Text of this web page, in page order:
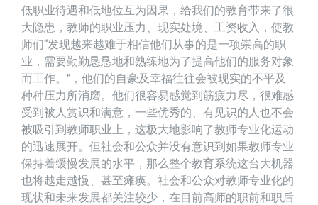
低职业待遇和低地位互为因果，给我们的教育带来了很
大隐患，教师的职业压力、现实处境、工资收入，使教
师们“发现越来越难于相信他们从事的是一项崇高的职
业，需要勤勤恳恳地和熟练地为了提高他们的服务对象
而工作。”，他们的自豪及幸福往往会被现实的不平及
种种压力所消磨。他们很容易感觉到筋疲力尽，很难感
受到被人赏识和满意，一些优秀的、有见识的人也不会
被吸引到教师职业上，这极大地影响了教师专业化运动
的迅速展开。但社会和公众并没有意识到如果教师专业
保持着缓慢发展的水平，那么整个教育系统这台大机器
也将越走越慢、甚至瘫痪。社会和公众对教师专业化的
现状和未来发展都关注较少，在目前高师的职前和职后